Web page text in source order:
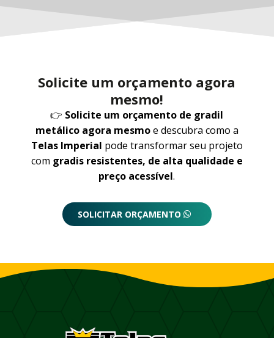
Solicite um orçamento agora
mesmo!
👉 Solicite um orçamento de gradil
metálico agora mesmoe descubra como a
Telas Imperial pode transformar seu projeto
com gradis resistentes, de alta qualidade e
preço acessível.
SOLICITAR ORÇAMENTO